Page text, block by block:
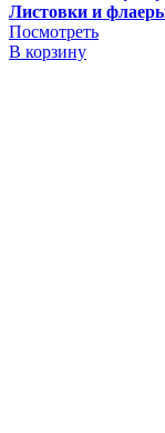
Листовки и
Посмотреть
В корзину